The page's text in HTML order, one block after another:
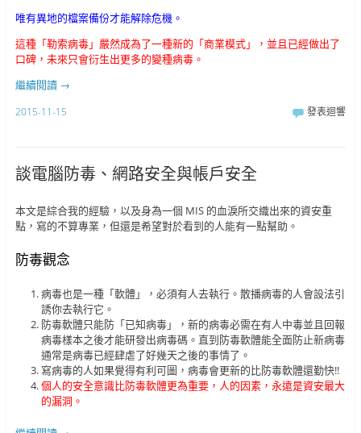
唯有異地的檔案備份才能解除危機。
這種「勒索病毒」嚴然成為了一種新的「商業模式」，並且已經做出了
口碑，未來只會衍生出更多的變種病毒。
繼續閱讀 →
2015-11-15 發表迴響
談電腦防毒、網路安全與帳戶安全
本文是綜合我的經驗，以及身為一個 MIS 的血淚所交織出來的資安重
點，寫的不算專業，但還是希望對於看到的人能有一點幫助。
防毒觀念
病毒也是一種「軟體」，必須有人去執行。散播病毒的人會設法引
誘你去執行它。
防毒軟體只能防「已知病毒」，新的病毒必需在有人中毒並且回報
病毒樣本之後才能研發出病毒碼。直到防毒軟體能全面防止新病毒
通常是病毒已經肆虐了好幾天之後的事情了。
寫病毒的人如果覺得有利可圖，病毒會更新的比防毒軟體還勤快!!
個人的安全意識比防毒軟體更為重要，人的因素，永遠是資安最大
的漏洞。